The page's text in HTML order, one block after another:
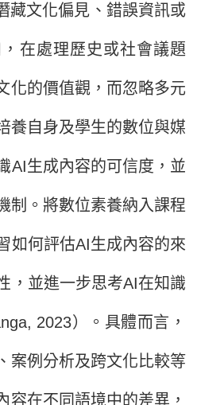
文化偏見、錯誤資訊或
在處理歷史或社會議題
化的價值觀，而忽略多元
養自身及學生的數位與媒
AI生成內容的可信度，並
制。將數位素養納入課程
如何評估AI生成內容的來
，並進一步思考AI在知識
2023）。具體而言，
案例分析及跨文化比較等
容在不同語境中的差異，